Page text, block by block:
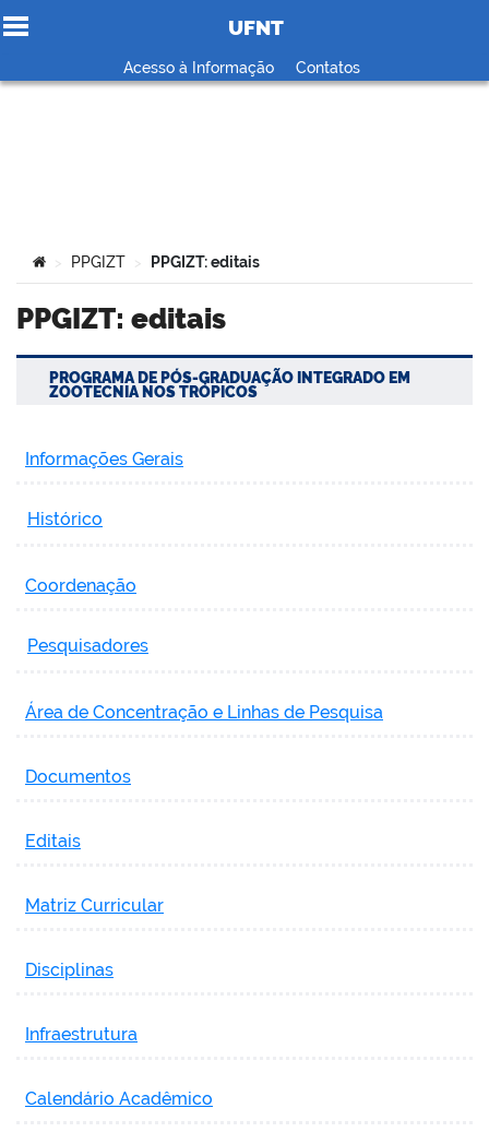
Ir para o conteúdo
UFNT
Acesso à Informação Contatos
Você está aqui:
> PPGIZT > PPGIZT: editais
PPGIZT: editais
PROGRAMA DE PÓS-GRADUAÇÃO INTEGRADO EM
ZOOTECNIA NOS TRÓPICOS
Informações Gerais
Histórico
Coordenação
Pesquisadores
Área de Concentração e Linhas de Pesquisa
Documentos
Editais
Matriz Curricular
Disciplinas
Infraestrutura
Calendário Acadêmico